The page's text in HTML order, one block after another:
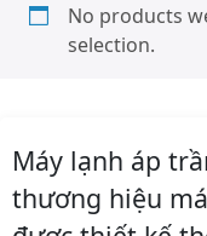
No products
selection.
Máy lạnh áp
thương hiệu